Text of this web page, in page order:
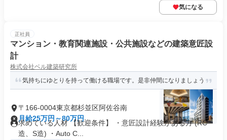
気になる
正社員
マンション・教育関連施設・公共施設などの建築意匠設
計
株式会社ベル建築研究所
気持ちにゆとりを持って働ける職場です。是非仲間になりましょう
〒166-0004東京都杉並区阿佐谷南
月給25万円～80万円
求めている人材 【歓迎条件】 ・意匠設計経験がある方 (RC
造、S造) ・Auto C...